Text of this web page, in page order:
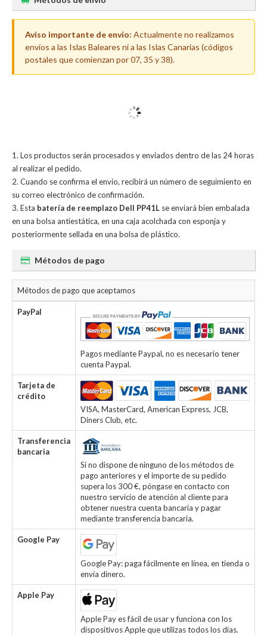
Aviso importante de envío: Actualmente no realizamos
envíos a las Islas Baleares ni a las Islas Canarias (códigos
postales que comienzan por 07, 35 y 38).
Los productos serán procesados y enviados dentro de las 24 horas
al realizar el pedido.
Cuando se confirma el envío, recibirá un número de seguimiento en
su correo electrónico de confirmación.
Esta batería de reemplazo Dell PP41L se enviará bien embalada
en una bolsa antiestática, en una caja acolchada con esponja y
posteriormente sellada en una bolsa de plástico.
Métodos de pago
Métodos de pago que aceptamos
PayPal
Pagos mediante Paypal, no es necesario tener
cuenta Paypal.
Tarjeta de
crédito
VISA, MasterCard, American Express, JCB,
Diners Club, etc.
Transferencia
bancaria
Si no dispone de ninguno de los métodos de
pago anteriores y el importe de su pedido
supera los 300 €, póngase en contacto con
nuestro servicio de atención al cliente para
obtener nuestra cuenta bancaria y pagar
mediante transferencia bancaria.
Google Pay
Google Pay: paga fácilmente en línea, en tienda o
envía dinero.
Apple Pay
Apple Pay es fácil de usar y funciona con los
dispositivos Apple que utilizas todos los días.